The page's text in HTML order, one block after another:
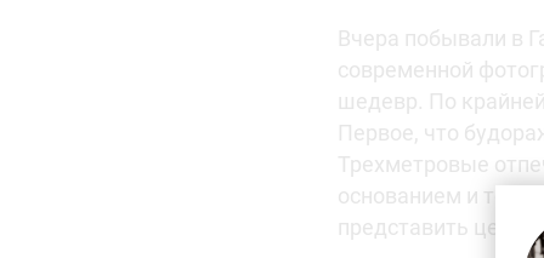
Вчера побывали в
современной
шедевр. По крайней
Первое, что
Трехметровые
основанием и
представить цену